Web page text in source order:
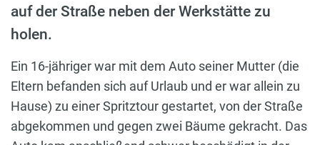
auf der Straße neben der Werkstätte zu
holen.
Ein 16-jähriger war mit dem Auto seiner Mutter (die
Eltern befanden sich auf Urlaub und er war allein zu
Hause) zu einer Spritztour gestartet, von der Straße
abgekommen und gegen zwei Bäume gekracht. Das